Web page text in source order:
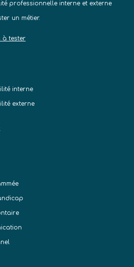
professionnelle interne et externe
un métier.
à tester
interne
externe